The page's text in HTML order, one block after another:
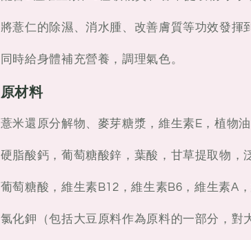
片
片
將薏仁的除濕、消水腫、改善膚質等功效發揮
同時給身體補充營養，調理氣色。
原材料
薏米還原分解物、麥芽糖漿，維生素E，植物
硬脂酸鈣，葡萄糖酸鋅，葉酸，甘草提取物，
葡萄糖酸，維生素B12，維生素B6，維生素A，
氯化鉀（包括大豆原料作為原料的一部分，對